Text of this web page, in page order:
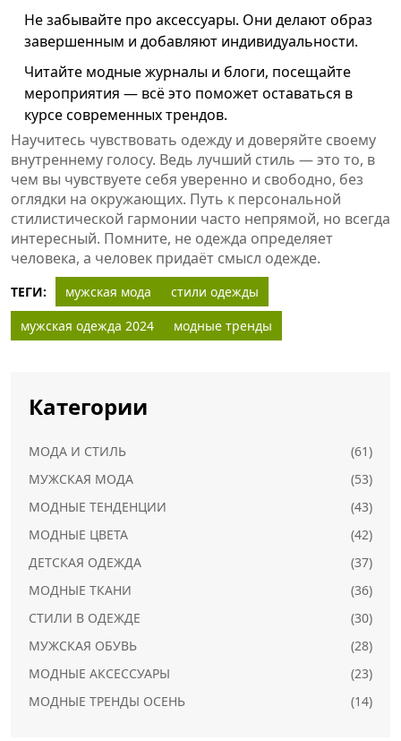
Не забывайте про аксессуары. Они делают образ
завершенным и добавляют индивидуальности.
Читайте модные журналы и блоги, посещайте
мероприятия — всё это поможет оставаться в
курсе современных трендов.
Научитесь чувствовать одежду и доверяйте своему
внутреннему голосу. Ведь лучший стиль — это то, в
чем вы чувствуете себя уверенно и свободно, без
оглядки на окружающих. Путь к персональной
стилистической гармонии часто непрямой, но всегда
интересный. Помните, не одежда определяет
человека, а человек придаёт смысл одежде.
ТЕГИ: мужская мода
стили одежды
мужская одежда 2024
модные тренды
Категории
МОДА И СТИЛЬ
(61)
МУЖСКАЯ МОДА
(53)
МОДНЫЕ ТЕНДЕНЦИИ
(43)
МОДНЫЕ ЦВЕТА
(42)
ДЕТСКАЯ ОДЕЖДА
(37)
МОДНЫЕ ТКАНИ
(36)
СТИЛИ В ОДЕЖДЕ
(30)
МУЖСКАЯ ОБУВЬ
(28)
МОДНЫЕ АКСЕССУАРЫ
(23)
МОДНЫЕ ТРЕНДЫ ОСЕНЬ
(14)